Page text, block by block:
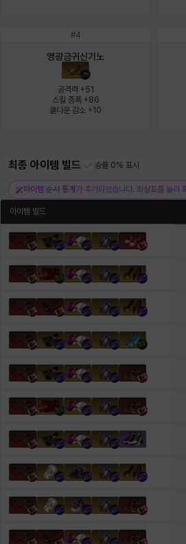
크레이버
펠릭스
#4
영광금귀신기노
공격력 +51
스킬 증폭 +86
쿨다운 감소 +10
최종 아이템 빌드 승률 0% 표시
아이템 순서 통계 가 추가되었습니다. 화살표를 눌러
아이템 빌드